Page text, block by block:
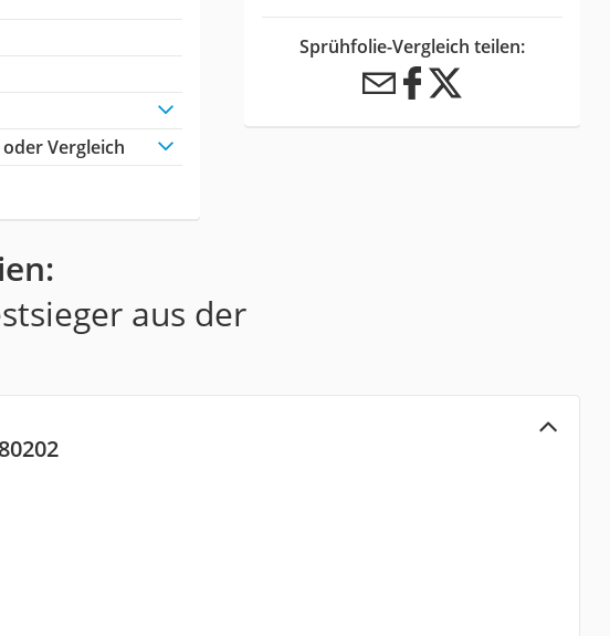
Vergleich
Sprühfolie-Vergleich teilen:
aus der